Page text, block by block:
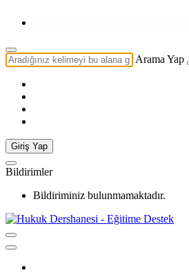
Arama Yap
Giriş Yap
Bildirimler
Bildiriminiz bulunmamaktadır.